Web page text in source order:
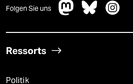
Folgen Sie uns
Ressorts
Politik